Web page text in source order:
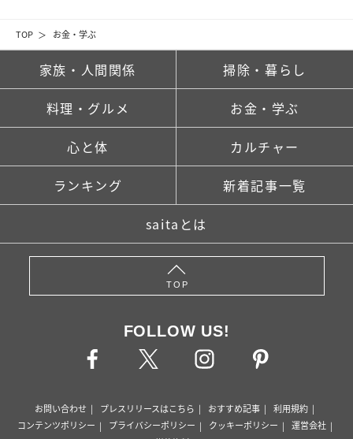
TOP お金・学ぶ
家族・人間関係 掃除・暮らし
料理・グルメ お金・学ぶ
心と体 カルチャー
ランキング 新着記事一覧
saitaとは
TOP
FOLLOW US!
お問い合わせ プレスリリースはこちら おすすめ記事
利用規約
コンテンツポリシー
プライバシーポリシー クッキーポリシー
運営会社